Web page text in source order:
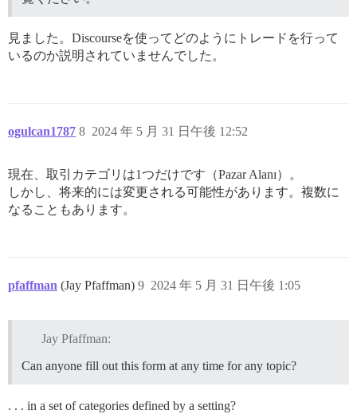
見ました。Discourseを使ってどのようにトレードを行って
いるのか説明されていませんでした。
ogulcan1787 2024 年 5 月 31 日午後 12:52
8
現在、取引カテゴリは1つだけです（Pazar Alanı）。
しかし、将来的には変更される可能性があります。複数に
なることもあります。
pfaffman (Jay Pfaffman) 2024 年 5 月 31 日午後 1:05
9
Jay Pfaffman:
Can anyone fill out this form at any time for any topic?
. . . in a set of categories defined by a setting?